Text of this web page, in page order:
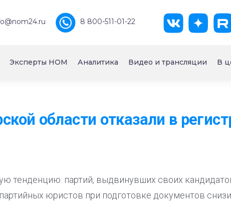
8 800-511-01-22
Эксперты НОМ Аналитика Видео и трансляции В
области отказали в
тенденцию: партий, выдвинувших своих
юристов при подготовке документов